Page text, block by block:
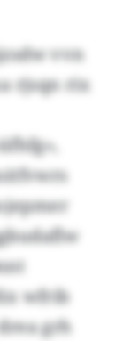
vvn
rjsqn rix
wfrib
grh